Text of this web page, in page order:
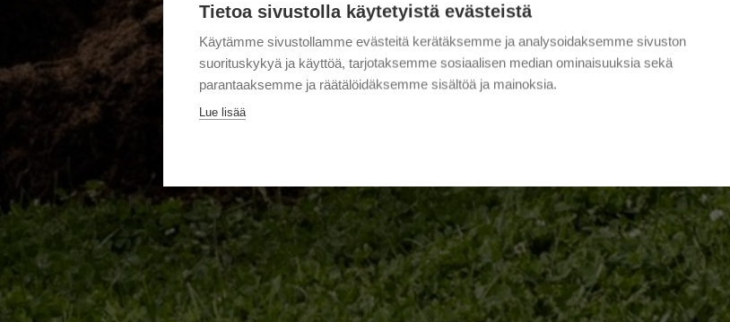
Tietoa sivustolla käytetyistä evästeistä
Käytämme sivustollamme evästeitä kerätäksemme ja analysoidaksemme sivuston
suorituskykyä ja käyttöä, tarjotaksemme sosiaalisen median ominaisuuksia sekä
parantaaksemme ja räätälöidäksemme sisältöä ja mainoksia.
Lue lisää